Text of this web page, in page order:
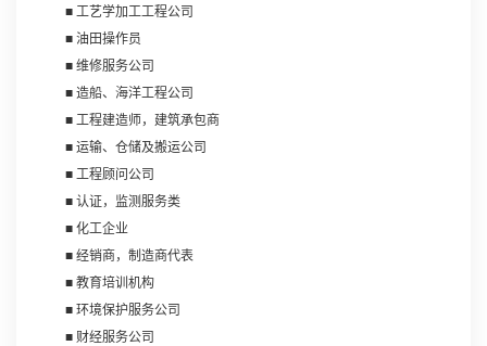
■ 工艺学加工工程公司
■ 油田操作员
■ 维修服务公司
■ 造船、海洋工程公司
■ 工程建造师，建筑承包商
■ 运输、仓储及搬运公司
■ 工程顾问公司
■ 认证，监测服务类
■ 化工企业
■ 经销商，制造商代表
■ 教育培训机构
■ 环境保护服务公司
■ 财经服务公司